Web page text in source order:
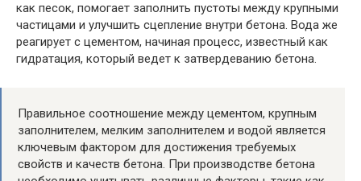
как песок, помогает заполнить пустоты между крупными
частицами и улучшить сцепление внутри бетона. Вода же
реагирует с цементом, начиная процесс, известный как
гидратация, который ведет к затвердеванию бетона.
Правильное соотношение между цементом, крупным
заполнителем, мелким заполнителем и водой является
ключевым фактором для достижения требуемых
свойств и качеств бетона. При производстве бетона